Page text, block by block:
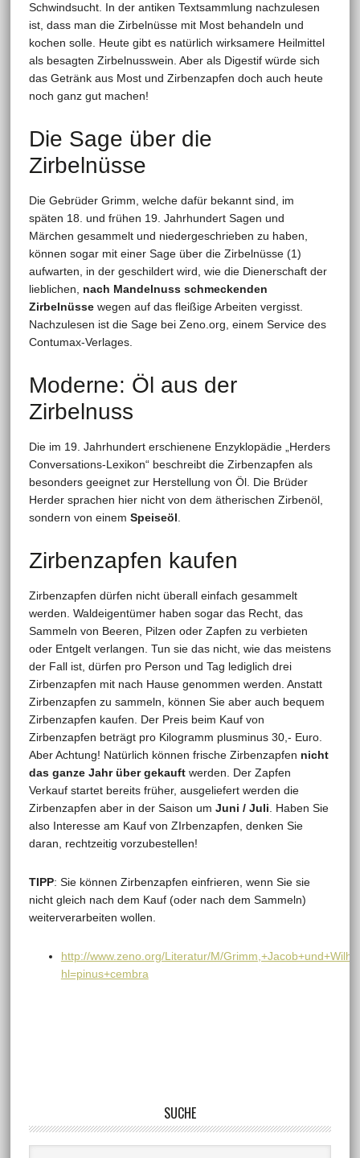
Schwindsucht. In der antiken Textsammlung nachzulesen
ist, dass man die Zirbelnüsse mit Most behandeln und
kochen solle. Heute gibt es natürlich wirksamere Heilmittel
als besagten Zirbelnusswein. Aber als Digestif würde sich
das Getränk aus Most und Zirbenzapfen doch auch heute
noch ganz gut machen!
Die Sage über die
Zirbelnüsse
Die Gebrüder Grimm, welche dafür bekannt sind, im
späten 18. und frühen 19. Jahrhundert Sagen und
Märchen gesammelt und niedergeschrieben zu haben,
können sogar mit einer Sage über die Zirbelnüsse (1)
aufwarten, in der geschildert wird, wie die Dienerschaft der
lieblichen, nach Mandelnuss schmeckenden
Zirbelnüssewegen auf das fleißige Arbeiten vergisst.
Nachzulesen ist die Sage bei Zeno.org, einem Service des
Contumax-Verlages.
Moderne: Öl aus der
Zirbelnuss
Die im 19. Jahrhundert erschienene Enzyklopädie „Herders
Conversations-Lexikon“ beschreibt die Zirbenzapfen als
besonders geeignet zur Herstellung von Öl. Die Brüder
Herder sprachen hier nicht von dem ätherischen Zirbenöl,
sondern von einem Speiseöl
Zirbenzapfen kaufen
Zirbenzapfen dürfen nicht überall einfach gesammelt
werden. Waldeigentümer haben sogar das Recht, das
Sammeln von Beeren, Pilzen oder Zapfen zu verbieten
oder Entgelt verlangen. Tun sie das nicht, wie das meistens
der Fall ist, dürfen pro Person und Tag lediglich drei
Zirbenzapfen mit nach Hause genommen werden. Anstatt
Zirbenzapfen zu sammeln, können Sie aber auch bequem
Zirbenzapfen kaufen. Der Preis beim Kauf von
Zirbenzapfen beträgt pro Kilogramm plusminus 30,- Euro.
Aber Achtung! Natürlich können frische Zirbenzapfen nicht
das ganze Jahr über gekauftwerden. Der Zapfen
Verkauf startet bereits früher, ausgeliefert werden die
Zirbenzapfen aber in der Saison um Juni / Juli . Haben Sie
also Interesse am Kauf von ZIrbenzapfen, denken Sie
daran, rechtzeitig vorzubestellen!
TIPP: Sie können Zirbenzapfen einfrieren, wenn Sie sie
nicht gleich nach dem Kauf (oder nach dem Sammeln)
weiterverarbeiten wollen.
http://www.zeno.org/Literatur/M/
hl=pinus+cembra
SUCHE